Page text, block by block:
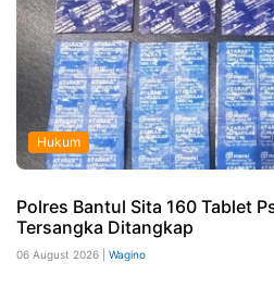
Hukum
Polres Bantul Sita 160 Tablet
Tersangka Ditangkap
06 August 2026 | Wagino